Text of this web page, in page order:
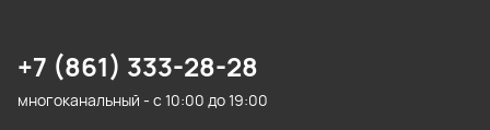
+7 (861) 333-28-28
многоканальный - с 10:00 до 19:00